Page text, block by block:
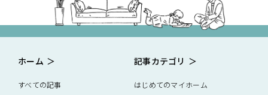
ホーム
すべての記事
記事カテゴリ
はじめてのマイホーム